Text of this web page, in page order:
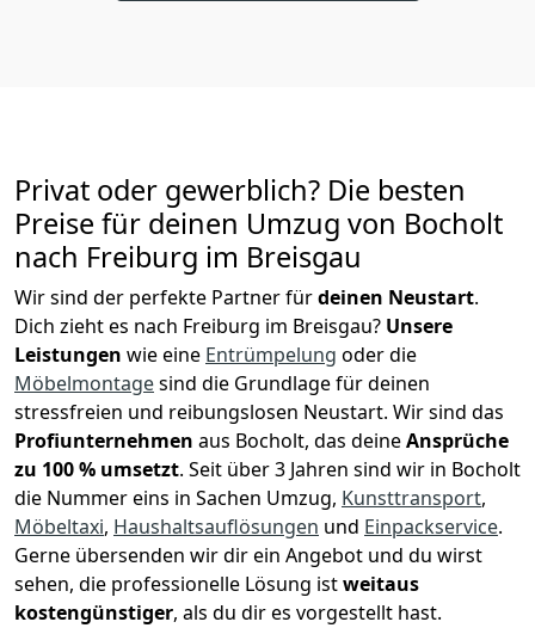
Privat oder gewerblich? Die besten
Preise für deinen Umzug von Bocholt
nach Freiburg im Breisgau
Wir sind der perfekte Partner fürdeinen Neustart.
Dich zieht es nach Freiburg im Breisgau? Unsere
Leistungen wie eine Entrümpelung oder die
Möbelmontagesind die Grundlage für deinen
stressfreien und reibungslosen Neustart. Wir sind das
Profiunternehmen aus Bocholt, das deineAnsprüche
zu 100 % umsetzt. Seit über 3 Jahren sind wir in Bocholt
die Nummer eins in Sachen Umzug, Kunsttransport,
Möbeltaxi, Haushaltsauflösungen und Einpackservice.
Gerne übersenden wir dir ein Angebot und du wirst
sehen, die professionelle Lösung istweitaus
kostengünstiger, als du dir es vorgestellt hast.